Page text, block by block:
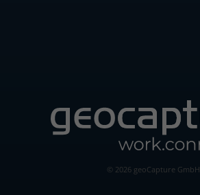
© 2026 geoCapture GmbH